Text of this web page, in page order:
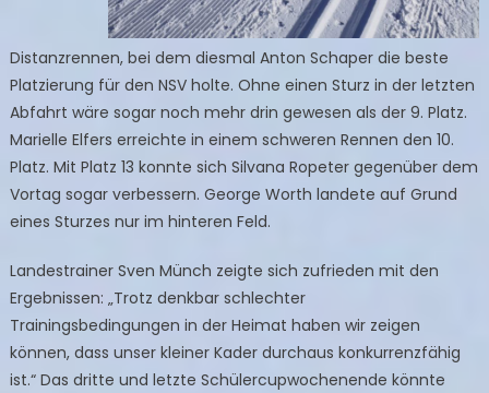
Distanzrennen, bei dem diesmal Anton Schaper die beste
Platzierung für den NSV holte. Ohne einen Sturz in der letzten
Abfahrt wäre sogar noch mehr drin gewesen als der 9. Platz.
Marielle Elfers erreichte in einem schweren Rennen den 10.
Platz. Mit Platz 13 konnte sich Silvana Ropeter gegenüber dem
Vortag sogar verbessern. George Worth landete auf Grund
eines Sturzes nur im hinteren Feld.
Landestrainer Sven Münch zeigte sich zufrieden mit den
Ergebnissen: „Trotz denkbar schlechter
Trainingsbedingungen in der Heimat haben wir zeigen
können, dass unser kleiner Kader durchaus konkurrenzfähig
ist.“ Das dritte und letzte Schülercupwochenende könnte